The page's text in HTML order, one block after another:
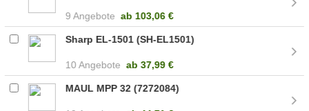
9 Angebote ab 103,06 €
Sharp EL-1501 (SH-EL1501)
10 Angebote ab 37,99 €
MAUL MPP 32 (7272084)